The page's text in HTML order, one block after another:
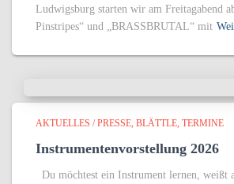
Ludwigsburg starten wir am Freitagabend
Pinstripes“ und „BRASSBRUTAL“ mit
AKTUELLES / PRESSE BLÄTTLE TERMINE
Instrumentenvorstellung 2026
Du möchtest ein Instrument lernen, weißt